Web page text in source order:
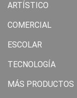
ARTÍSTICO
COMERCIAL
ESCOLAR
TECNOLOGÍA
MÁS PRODUCTOS